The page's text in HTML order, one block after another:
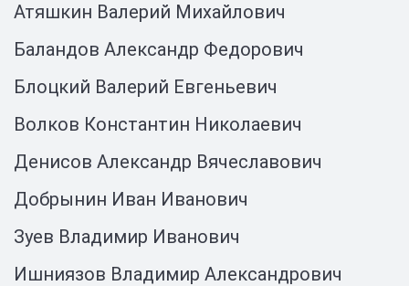
Атяшкин Валерий Михайлович
Баландов Александр Федорович
Блоцкий Валерий Евгеньевич
Волков Константин Николаевич
Денисов Александр Вячеславович
Добрынин Иван Иванович
Зуев Владимир Иванович
Ишниязов Владимир Александрович